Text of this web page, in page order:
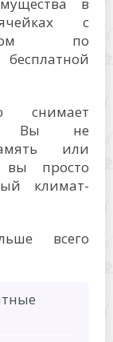
с
по
снимает
Вы не
или
просто
климат-
всего